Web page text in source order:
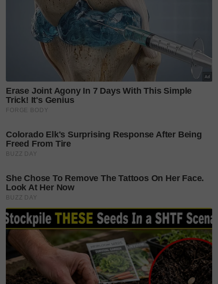
Teruskan membaca
Fasha Sandha wajah baharu
Safi Youth Gold Rania, bawa
mesej...
Daripada usahawan kecil
kepada pasaran lebih luas,
selamatkan mangsa...
Tengku Amir Shah, Datin
Paduka Seri Afzaa timang
puteri...